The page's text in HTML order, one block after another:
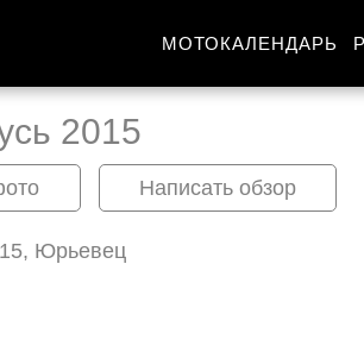
МОТОКАЛЕНДАРЬ
2015
Написать обзор
Юрьевец